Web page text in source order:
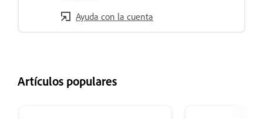
Ayuda con la cuenta
Artículos populares